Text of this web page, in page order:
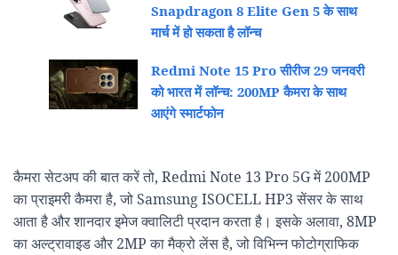
Snapdragon 8 Elite Gen 5 के साथ
मार्च में हो सकता है लॉन्च
Redmi Note 15 Pro सीरीज 29 जनवरी
को भारत में लॉन्च: 200MP कैमरा के साथ
आएंगे स्मार्टफोन
कैमरा सेटअप की बात करें तो, Redmi Note 13 Pro 5G में 200MP
का प्राइमरी कैमरा है, जो Samsung ISOCELL HP3 सेंसर के साथ
आता है और शानदार इमेज क्वालिटी प्रदान करता है। इसके अलावा, 8MP
का अल्ट्रावाइड और 2MP का मैक्रो लेंस है, जो विभिन्न फोटोग्राफिक